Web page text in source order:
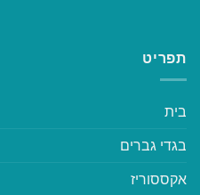
תפריט
בית
בגדי גברים
אקססוריז